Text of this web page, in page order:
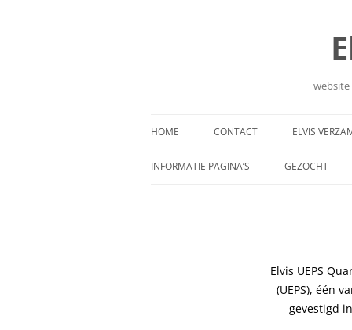
website
HOME CONTACT ELVIS
INFORMATIE PAGINA’S GEZOCHT
Elvis UEPS
(UEPS), één
gevestigd